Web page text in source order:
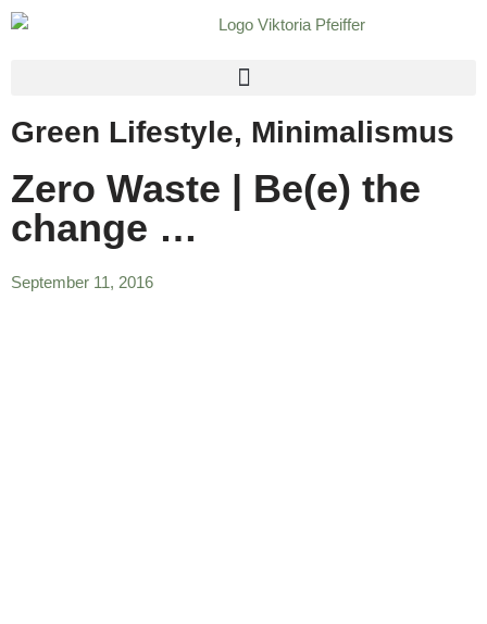
Green Lifestyle, Minimalismus
Zero Waste | Be(e) the
change …
September 11, 2016